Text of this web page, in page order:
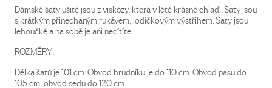
Dámské šaty ušité jsou z viskózy, která v létě krásně chladí. Šaty jsou
s krátkým přinechaným rukávem, lodičkovým výstřihem. Šaty jsou
lehoučké a na sobě je ani necítíte.
ROZMĚRY:
Délka šatů je 101 cm. Obvod hrudníku je do 110 cm. Obvod pasu do
105 cm, obvod sedu do 120 cm.